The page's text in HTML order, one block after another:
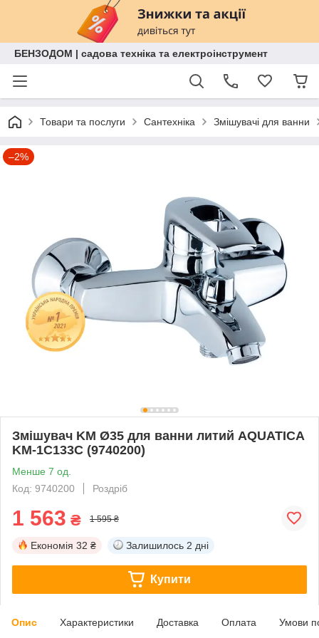
БЕНЗОДОМ | садова техніка та електроінструмент
Товари та послуги Сантехніка Змішувачі для ванни
–2%
Змішувач KM Ø35 для ванни литий AQUATICA
KM-1C133C (9740200)
Менше 7 од.
Код: 9740200
Роздріб
1 563 ₴ 1 595 ₴
Економія 32 ₴ Залишилось 2 дні
Купити
Опис Характеристики Доставка Оплата Умови